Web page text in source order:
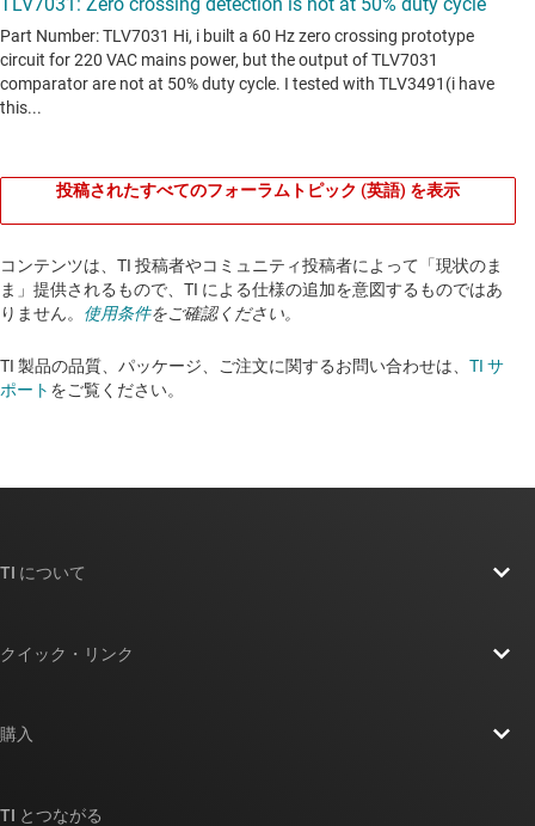
投稿されたすべてのフォーラムトピック (英語) を表示
コンテンツは、TI 投稿者やコミュニティ投稿者によって「現状のま
ま」提供されるもので、TI による仕様の追加を意図するものではあ
りません。 使用条件をご確認ください。
TI 製品の品質、パッケージ、ご注文に関するお問い合わせは、 TI サ
ポート をご覧ください。​​​​​​​​​​​​​​
TI について
クイック・リンク
クロスリファレンス検索
購入
TI とつながる